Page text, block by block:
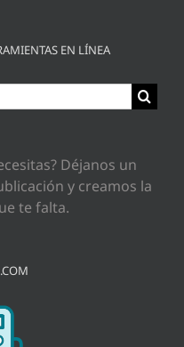
EN LÍNEA
Déjanos un
y creamos la
te falta.